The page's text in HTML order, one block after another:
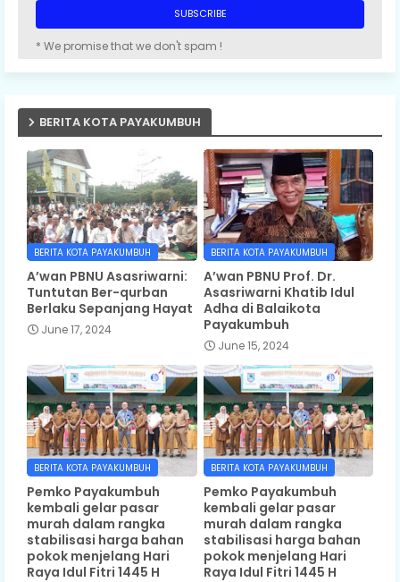
* We promise that we don't spam !
BERITA KOTA PAYAKUMBUH
BERITA KOTA PAYAKUMBUH
A’wan PBNU Asasriwarni:
Tuntutan Ber-qurban
Berlaku Sepanjang Hayat
June 17, 2024
BERITA KOTA PAYAKUMBUH
A’wan PBNU Prof. Dr.
Asasriwarni Khatib Idul
Adha di Balaikota
Payakumbuh
June 15, 2024
BERITA KOTA PAYAKUMBUH
Pemko Payakumbuh
kembali gelar pasar
murah dalam rangka
stabilisasi harga bahan
pokok menjelang Hari
Raya Idul Fitri 1445 H
BERITA KOTA PAYAKUMBUH
Pemko Payakumbuh
kembali gelar pasar
murah dalam rangka
stabilisasi harga bahan
pokok menjelang Hari
Raya Idul Fitri 1445 H